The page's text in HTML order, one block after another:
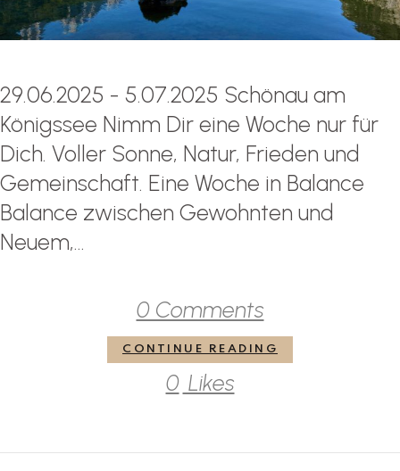
29.06.2025 - 5.07.2025 Schönau am
Königssee Nimm Dir eine Woche nur für
Dich. Voller Sonne, Natur, Frieden und
Gemeinschaft. Eine Woche in Balance
Balance zwischen Gewohnten und
Neuem,...
0 Comments
CONTINUE READING
0 Likes